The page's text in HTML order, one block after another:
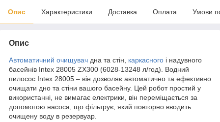
Опис Характеристики Доставка Оплата Умови
Опис
Автоматичний очищувач дна та стін, каркасного і надувного
басейнів Intex 28005 ZX300 (6028-13248 л/год). Водний
пилосос Intex 28005 – він дозволяє автоматично та ефективно
очищати дно та стіни вашого басейну. Цей робот простий у
використанні, не вимагає електрики, він переміщається за
допомогою насоса, що фільтрує, який повторно вводить
очищену воду в резервуар.